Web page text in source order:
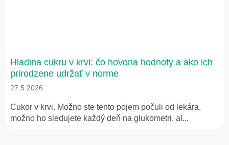
Hladina cukru v krvi: čo hovoria hodnoty a ako ich
prirodzene udržať v norme
27.5.2026
Cukor v krvi. Možno ste tento pojem počuli od lekára,
možno ho sledujete každý deň na glukometri, al...